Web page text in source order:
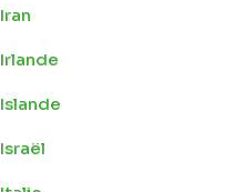
Iran
Irlande
Islande
Israël